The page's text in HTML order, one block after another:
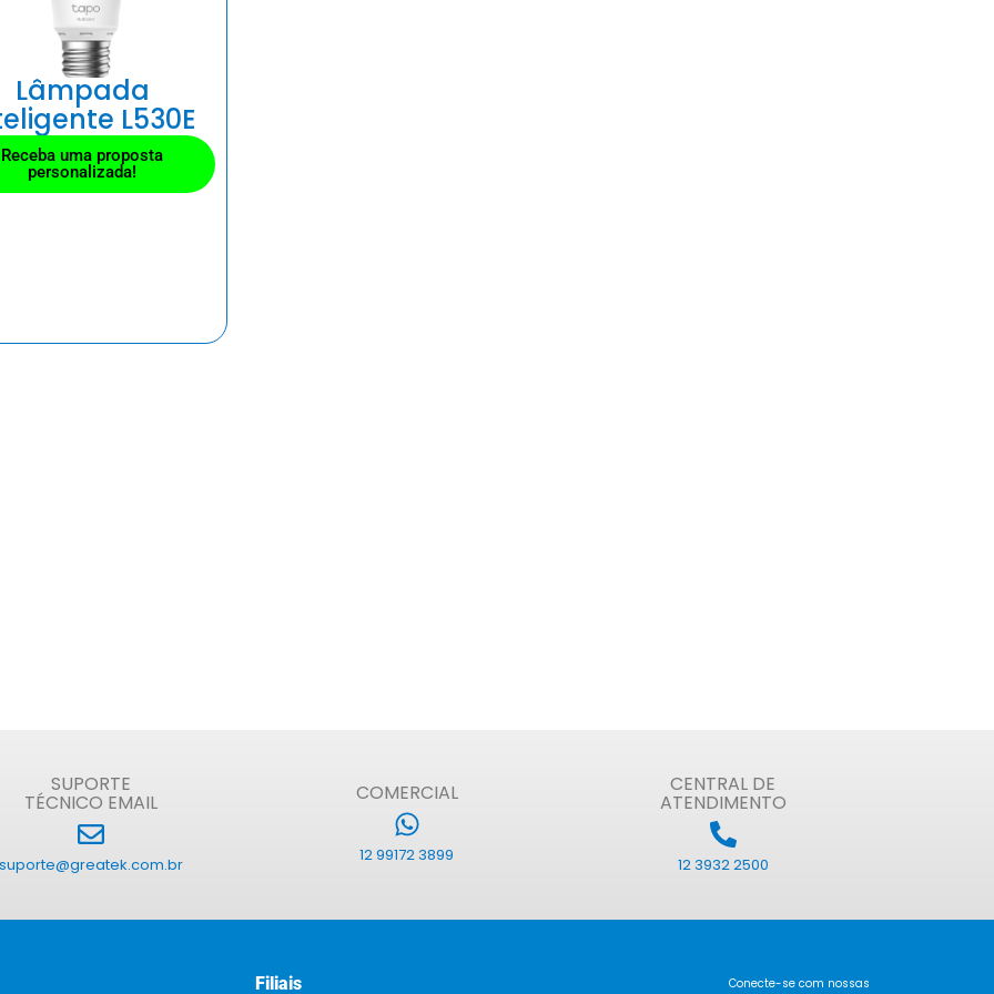
Lâmpada
L530E
Receba uma proposta
personalizada!
SUPORTE
TÉCNICO EMAIL COMERCIAL
12 99172 3899
CENTRAL DE
ATENDIMENTO
12 3932 2500
Filiais
Conecte-se com nossas